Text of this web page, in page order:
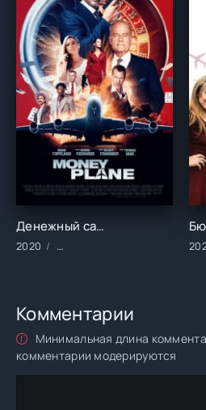
Денежный самолёт ()
2020 Фильмы/2020 год/
Комментарии
Минимальная длина
комментарии модерируются